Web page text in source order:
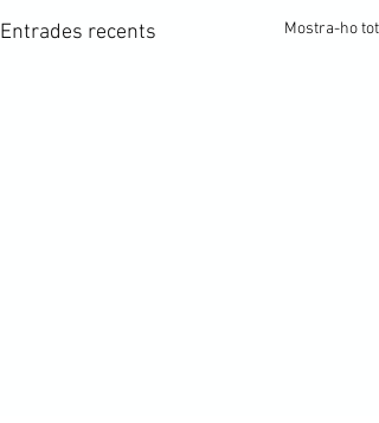
Entrades recents Mostra-ho tot